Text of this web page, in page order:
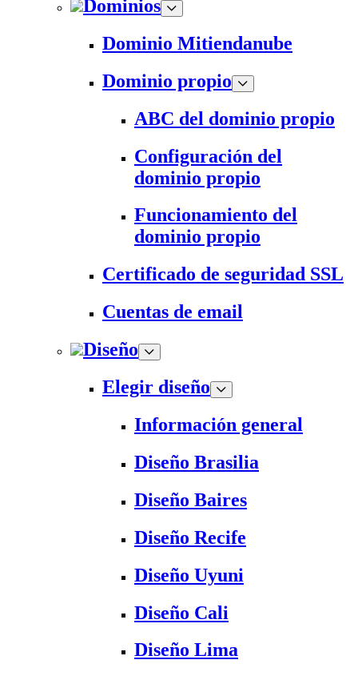
Dominios
Dominio Mitiendanube
Dominio propio
ABC del dominio propio
Configuración del
dominio propio
Funcionamiento del
dominio propio
Certificado de seguridad SSL
Cuentas de email
Diseño
Elegir diseño
Información general
Diseño Brasilia
Diseño Baires
Diseño Recife
Diseño Uyuni
Diseño Cali
Diseño Lima